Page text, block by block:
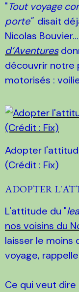
"Tout voyage
porte"disait
Nicolas
d’Aventures
découvrir notre
motorisés :
Adopter
(Crédit : Fix)
ADOPTER
L'attitude du "
nos voisins du
laisser le moins
voyage,
Ce qui veut dire